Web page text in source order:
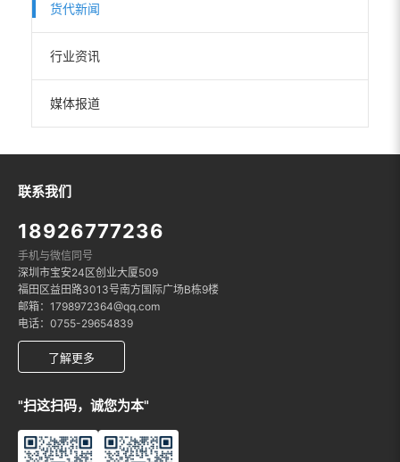
货代新闻
行业资讯
媒体报道
联系我们
18926777236
手机与微信同号
深圳市宝安24区创业大厦509
福田区益田路3013号南方国际广场B栋9楼
邮箱：1798972364@qq.com
电话：0755-29654839
了解更多
"扫这扫码，诚您为本"